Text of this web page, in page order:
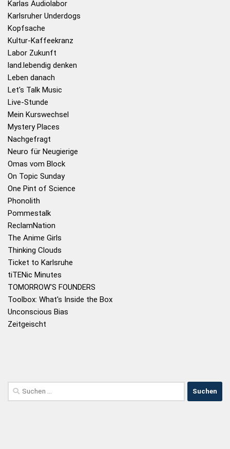
Karlas Audiolabor
Karlsruher Underdogs
Kopfsache
Kultur-Kaffeekranz
Labor Zukunft
land.lebendig denken
Leben danach
Let's Talk Music
Live-Stunde
Mein Kurswechsel
Mystery Places
Nachgefragt
Neuro für Neugierige
Omas vom Block
On Topic Sunday
One Pint of Science
Phonolith
Pommestalk
ReclamNation
The Anime Girls
Thinking Clouds
Ticket to Karlsruhe
tiTENic Minutes
TOMORROW'S FOUNDERS
Toolbox: What's Inside the Box
Unconscious Bias
Zeitgeischt